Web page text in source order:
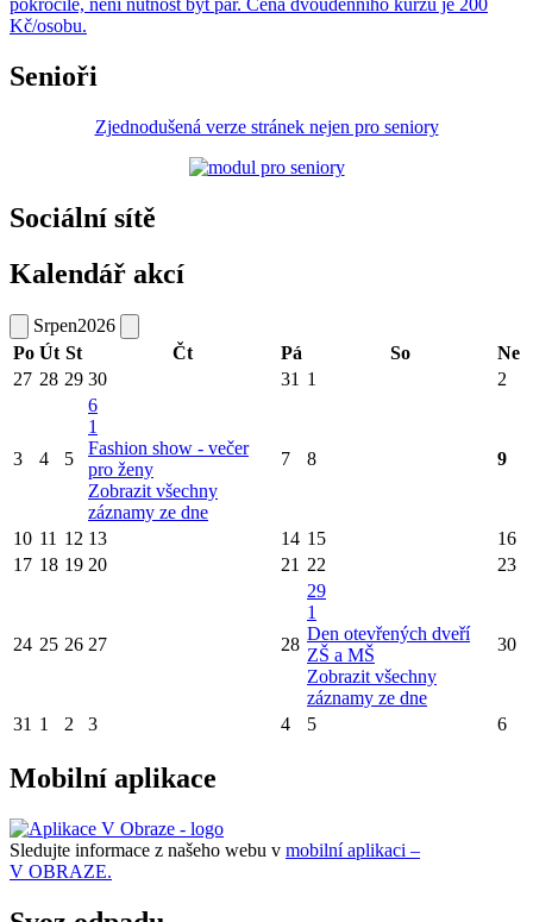
pokročilé, není nutnost být pár. Cena dvoudenního kurzu je 200
Kč/osobu.
Senioři
Zjednodušená verze stránek nejen pro seniory
Sociální sítě
Kalendář akcí
Srpen2026
Po Út St Čt Pá So
Ne
27 28 29 30 31 1 2
3 4 5
6
1
Fashion show - večer
pro ženy
Zobrazit všechny
záznamy ze dne
7 8 9
10 11 12 13 14 15
16
17 18 19 20 21 22 23
24 25 26 27 28
29
1
Den otevřených dveří
ZŠ a MŠ
Zobrazit všechny
záznamy ze dne
30
31 1 2 3 4 5 6
Mobilní aplikace
Sledujte informace z našeho webu v mobilní aplikaci –
V OBRAZE.